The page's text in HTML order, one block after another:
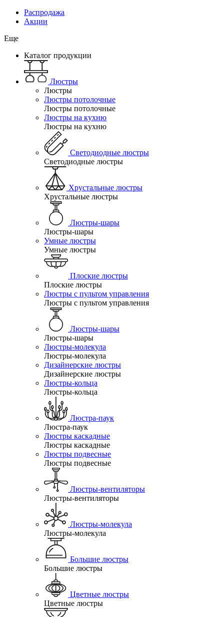
Распродажа
Акции
Еще
Каталог продукции
Люстры
Люстры
Люстры потолочные
Люстры потолочные
Люстры на кухню
Люстры на кухню
Светодиодные люстры
Светодиодные люстры
Хрустальные люстры
Хрустальные люстры
Люстры-шары
Люстры-шары
Умные люстры
Умные люстры
Плоские люстры
Плоские люстры
Люстры с пультом управления
Люстры с пультом управления
Люстры-шары
Люстры-шары
Люстры-молекула
Люстры-молекула
Дизайнерские люстры
Дизайнерские люстры
Люстры-кольца
Люстры-кольца
Люстра-паук
Люстра-паук
Люстры каскадные
Люстры каскадные
Люстры подвесные
Люстры подвесные
Люстры-вентиляторы
Люстры-вентиляторы
Люстры-молекула
Люстры-молекула
Большие люстры
Большие люстры
Цветные люстры
Цветные люстры